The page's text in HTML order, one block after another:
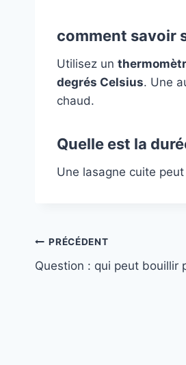
comment savoir
Utilisez un
degrés Celsius. Une
chaud.
Quelle est la
Une lasagne cuite
Navigation
de
PRÉCÉDENT
Question : qui peut bouillir